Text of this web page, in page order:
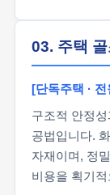
03. 주택
[단독주택 ·
구조적 안정
공법입니다.
자재이며, 정
비용을 획기